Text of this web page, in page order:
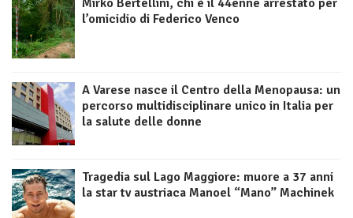
Mirko Bertellini, chi è il 44enne arrestato per
l’omicidio di Federico Venco
A Varese nasce il Centro della Menopausa: un
percorso multidisciplinare unico in Italia per
la salute delle donne
Tragedia sul Lago Maggiore: muore a 37 anni
la star tv austriaca Manoel “Mano” Machinek